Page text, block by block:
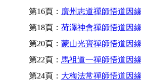
第16頁： 廣州志道禪師悟道因緣
第18頁： 荷澤神會禪師悟道因緣
第20頁： 蒙山光寶禪師悟道因緣
第22頁： 馬祖道一禪師悟道因緣
第24頁： 大梅法常禪師悟道因緣